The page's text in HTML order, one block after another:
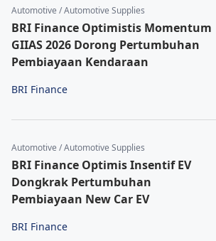
Automotive / Automotive Supplies
BRI Finance Optimistis Momentum
GIIAS 2026 Dorong Pertumbuhan
Pembiayaan Kendaraan
BRI Finance
Automotive / Automotive Supplies
BRI Finance Optimis Insentif EV
Dongkrak Pertumbuhan
Pembiayaan New Car EV
BRI Finance